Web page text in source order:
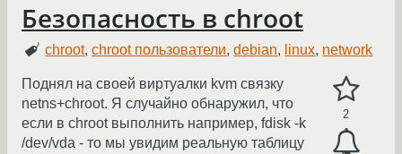
Безопасность в chroot
chroot,chroot пользователи,debian, linux, network
2
Поднял на своей виртуалки kvm связку
netns+chroot. Я случайно обнаружил, что
если в chroot выполнить например, fdisk -k
/dev/vda - то мы увидим реальную таблицу